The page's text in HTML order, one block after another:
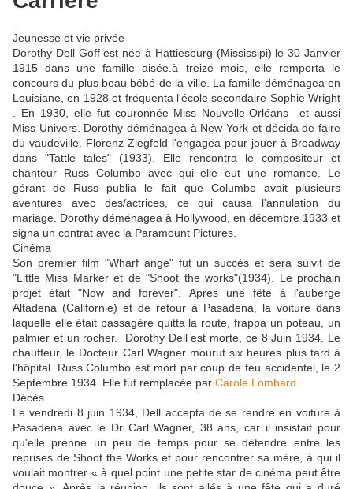
Jeunesse et vie privée
Dorothy Dell Goff est née à Hattiesburg (Mississipi) le 30 Janvier
1915 dans une famille aisée.à treize mois, elle remporta le
concours du plus beau bébé de la ville. La famille déménagea en
Louisiane, en 1928 et fréquenta l'école secondaire Sophie Wright
. En 1930, elle fut couronnée Miss Nouvelle-Orléans et aussi
Miss Univers. Dorothy déménagea à New-York et décida de faire
du vaudeville. Florenz Ziegfeld l'engagea pour jouer à Broadway
dans "Tattle tales" (1933). Elle rencontra le compositeur et
chanteur Russ Columbo avec qui elle eut une romance. Le
gérant de Russ publia le fait que Columbo avait plusieurs
aventures avec des/actrices, ce qui causa l'annulation du
mariage. Dorothy déménagea à Hollywood, en décembre 1933 et
signa un contrat avec la Paramount Pictures.
Cinéma
Son premier film "Wharf ange" fut un succès et sera suivit de
"Little Miss Marker et de "Shoot the works"(1934). Le prochain
projet était "Now and forever". Après une fête à l'auberge
Altadena (Californie) et de retour à Pasadena, la voiture dans
laquelle elle était passagère quitta la route, frappa un poteau, un
palmier et un rocher. Dorothy Dell est morte, ce 8 Juin 1934. Le
chauffeur, le Docteur Carl Wagner mourut six heures plus tard à
l'hôpital. Russ Columbo est mort par coup de feu accidentel, le 2
Septembre 1934. Elle fut remplacée par Carole Lombard
Décès
Le vendredi 8 juin 1934, Dell accepta de se rendre en voiture à
Pasadena avec le Dr Carl Wagner, 38 ans, car il insistait pour
qu'elle prenne un peu de temps pour se détendre entre les
reprises de Shoot the Works et pour rencontrer sa mère, à qui il
voulait montrer « à quel point une petite star de cinéma peut être